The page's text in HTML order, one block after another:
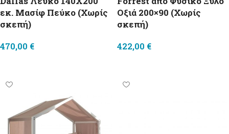
εκ. Μασίφ Πεύκο (Χωρίς
σκεπή)
470,00 €
Οξιά 200×90 (Χωρίς
σκεπή)
422,00 €